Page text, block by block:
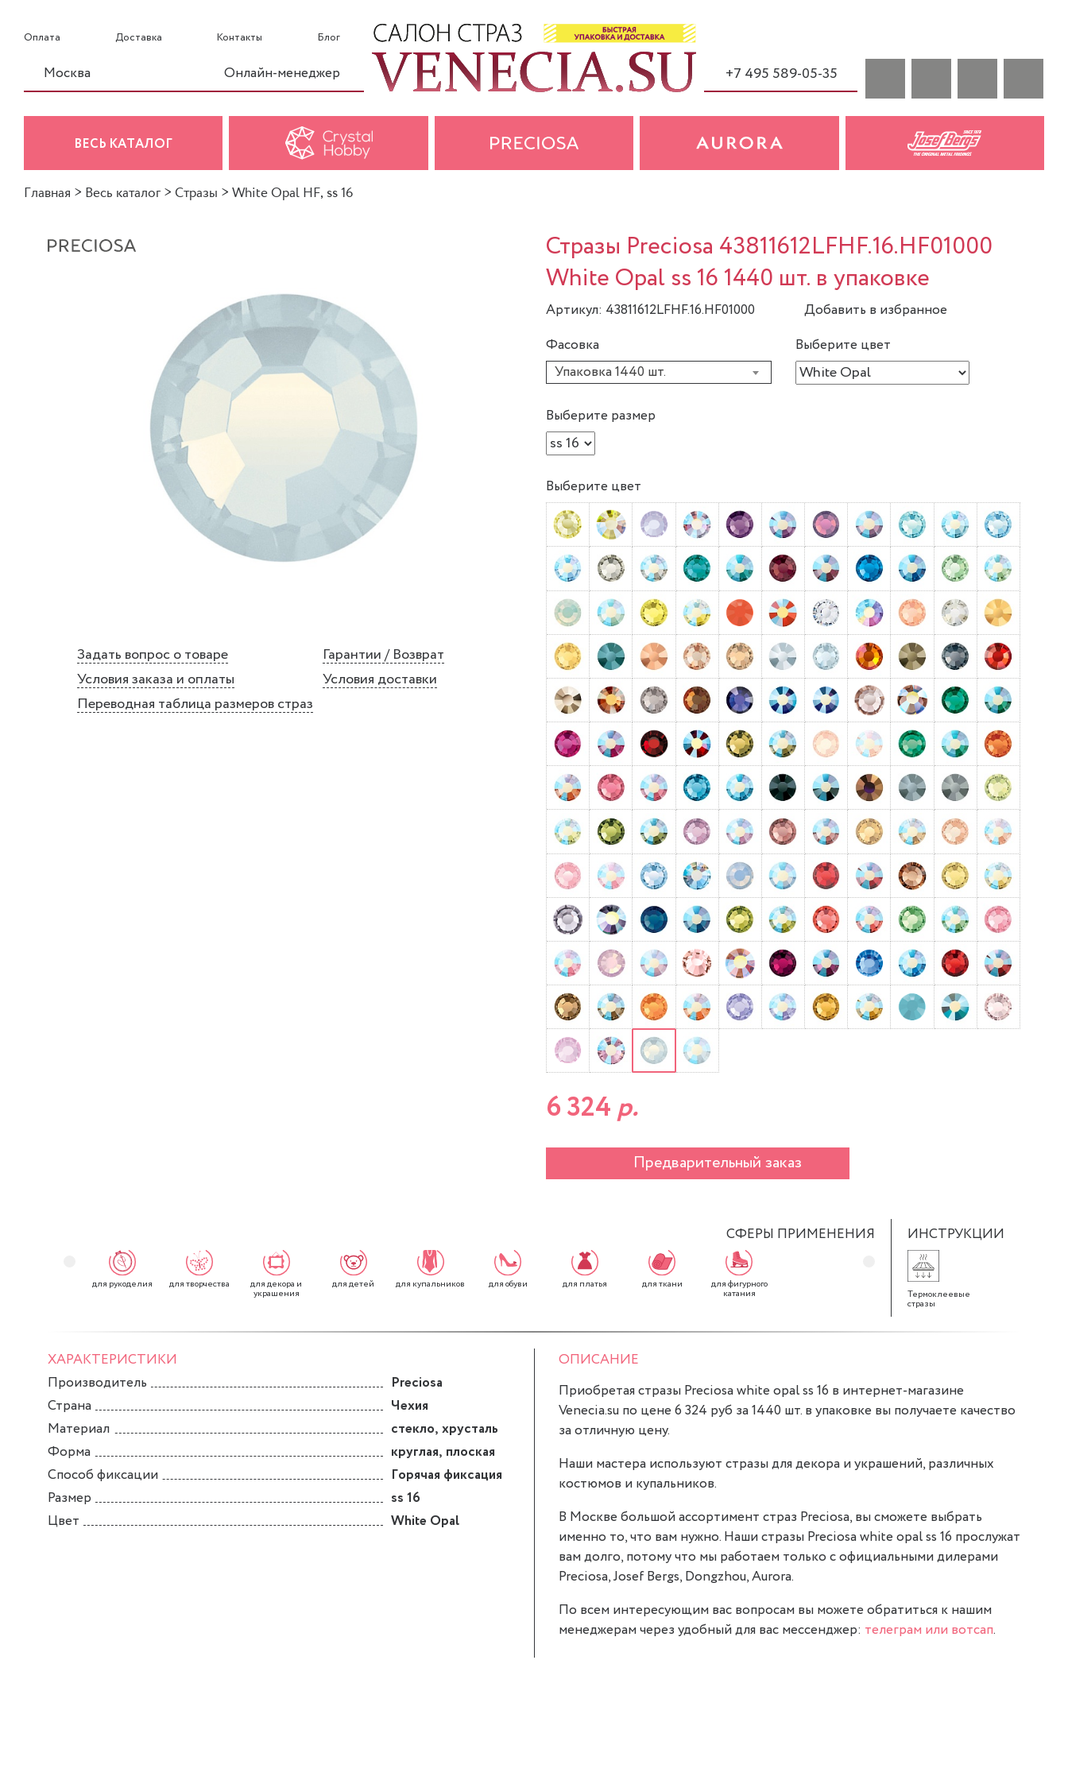
Оплата Доставка Контакты Блог
Москва Онлайн-менеджер +7 495 589-05-35
ВЕСЬ КАТАЛОГ
Главная > Весь каталог > Стразы > White Opal HF, ss 16
Задать вопрос о товаре
Гарантии / Возврат
Условия заказа и оплаты
Условия доставки
Переводная таблица размеров страз
Стразы Preciosa 43811612LFHF.16.HF01000
White Opal ss 16 1440 шт. в упаковке
Артикул: 43811612LFHF.16.HF01000
Добавить в избранное
Фасовка
Упаковка 1440 шт.
Выберите цвет
Выберите размер
Выберите цвет
6 324р.
Предварительный заказ
СФЕРЫ ПРИМЕНЕНИЯ
для рукоделия для творчества для декора и
украшения
для детей для купальников для обуви для платья для ткани для фигурного
катания
ИНСТРУКЦИИ
Термоклеевые
стразы
ХАРАКТЕРИСТИКИ
Производитель
Preciosa
Страна
Чехия
Материал
стекло, хрусталь
Форма
круглая, плоская
Способ фиксации
Горячая фиксация
Размер
ss 16
Цвет
White Opal
ОПИСАНИЕ
Приобретая стразы Preciosa white opal ss 16 в интернет-магазине
Venecia.su по цене 6 324 руб за 1440 шт. в упаковке вы получаете качество
за отличную цену.
Наши мастера используют стразы для декора и украшений, различных
костюмов и купальников.
В Москве большой ассортимент страз Preciosa, вы сможете выбрать
именно то, что вам нужно. Наши стразы Preciosa white opal ss 16 прослужат
вам долго, потому что мы работаем только с официальными дилерами
Preciosa, Josef Bergs, Dongzhou, Aurora.
По всем интересующим вас вопросам вы можете обратиться к нашим
менеджерам через удобный для вас мессенджер: телеграм или вотсап.